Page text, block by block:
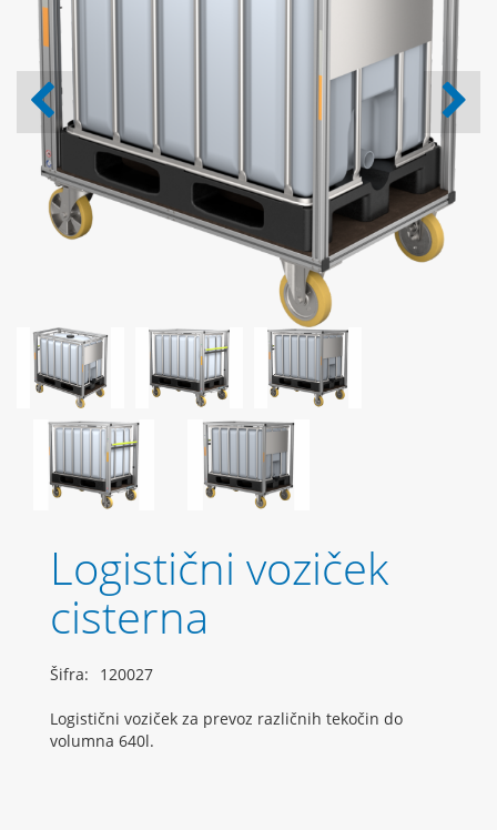
Logistični voziček
cisterna
Šifra: 120027
Logistični voziček za prevoz različnih tekočin do
volumna 640l.